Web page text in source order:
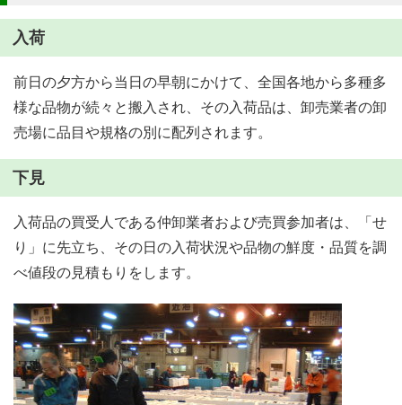
入荷
前日の夕方から当日の早朝にかけて、全国各地から多種多
様な品物が続々と搬入され、その入荷品は、卸売業者の卸
売場に品目や規格の別に配列されます。
下見
入荷品の買受人である仲卸業者および売買参加者は、「せ
り」に先立ち、その日の入荷状況や品物の鮮度・品質を調
べ値段の見積もりをします。